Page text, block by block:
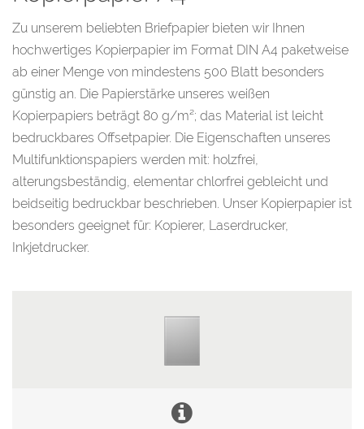
Zu unserem beliebten Briefpapier bieten wir Ihnen
hochwertiges Kopierpapier im Format DIN A4 paketweise
ab einer Menge von mindestens 500 Blatt besonders
günstig an. Die Papierstärke unseres weißen
Kopierpapiers beträgt 80 g/m²; das Material ist leicht
bedruckbares Offsetpapier. Die Eigenschaften unseres
Multifunktionspapiers werden mit: holzfrei,
alterungsbeständig, elementar chlorfrei gebleicht und
beidseitig bedruckbar beschrieben. Unser Kopierpapier ist
besonders geeignet für: Kopierer, Laserdrucker,
Inkjetdrucker.